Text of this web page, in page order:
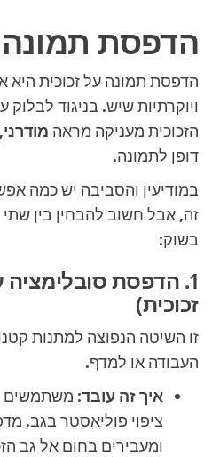
הדפסת תמונה
הדפסת תמונה על זכוכית
ויוקרתיות שיש. בניגוד
הזכוכית מעניקה מראה
דופן לתמונה.
במודיעין והסביבה יש כמה
זה, אבל חשוב להבחין בין שתי
בשוק:
1. הדפסת סובלימציה
זכוכית)
זו השיטה הנפוצה למתנות
העבודה או למדף.
איך זה עובד: משתמשים
ציפוי פוליאסטר בגב.
ומעבירים בחום אל גב